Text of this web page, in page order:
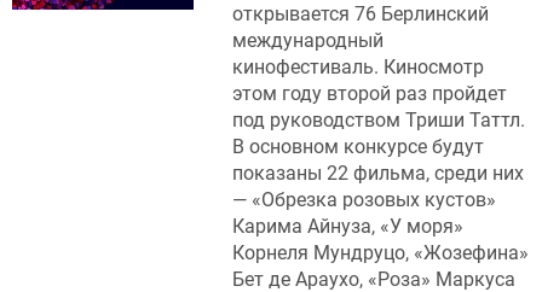
открывается 76 Берлинский
международный
кинофестиваль. Киносмотр
этом году второй раз пройдет
под руководством Триши Таттл.
В основном конкурсе будут
показаны 22 фильма, среди них
— «Обрезка розовых кустов»
Карима Айнуза, «У моря»
Корнеля Мундруцо, «Жозефина»
Бет де Араухо, «Роза» Маркуса